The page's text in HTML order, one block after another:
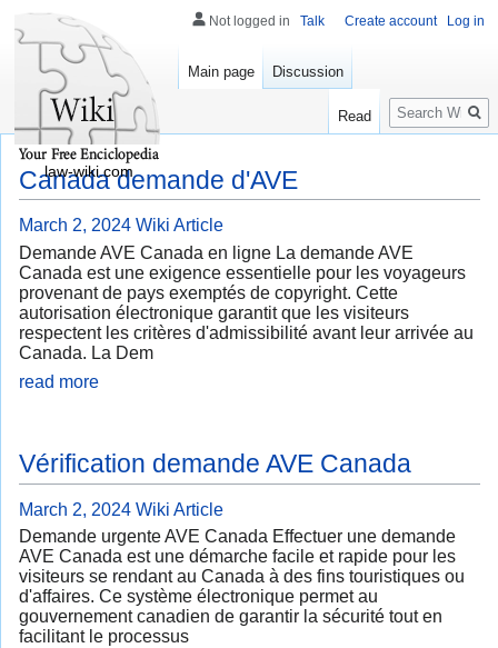
Canada demande d'AVE
March 2, 2024 Wiki Article
Demande AVE Canada en ligne La demande AVE
Canada est une exigence essentielle pour les voyageurs
provenant de pays exemptés de copyright. Cette
autorisation électronique garantit que les visiteurs
respectent les critères d'admissibilité avant leur arrivée au
Canada. La Dem
read more
Vérification demande AVE Canada
March 2, 2024 Wiki Article
Demande urgente AVE Canada Effectuer une demande
AVE Canada est une démarche facile et rapide pour les
visiteurs se rendant au Canada à des fins touristiques ou
d'affaires. Ce système électronique permet au
gouvernement canadien de garantir la sécurité tout en
facilitant le processus
Not logged in Talk Create account Log in
Main page Discussion
Read
Search
law-wiki.com